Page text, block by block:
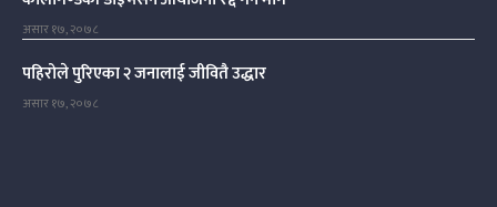
असार १७, २०७८
पहिरोले पुरिएका २ जनालाई जीवितै उद्धार
असार १७, २०७८